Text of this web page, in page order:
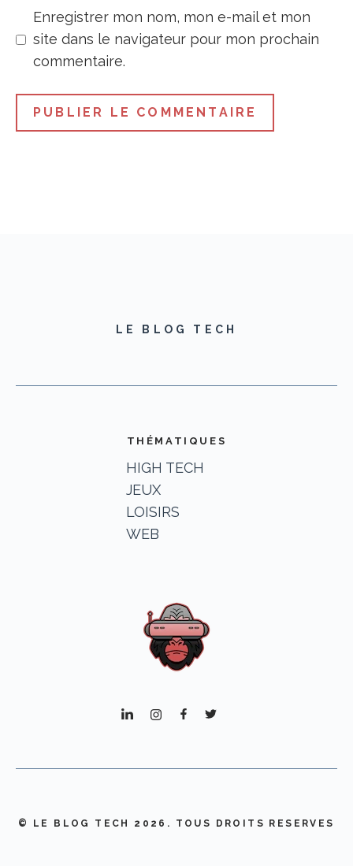
Enregistrer mon nom, mon e-mail et mon
site dans le navigateur pour mon prochain
commentaire.
LE BLOG TECH
THÉMATIQUES
HIGH TECH
JEUX
LOISIRS
WEB
© LE BLOG TECH 2026. TOUS DROITS RESERVES